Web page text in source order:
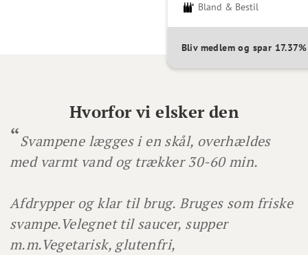
Bland & Bestil
Bliv medlem og spar
Hvorfor vi elsker den
Svampene lægges i en skål, overhældes
med varmt vand og trækker 30-60 min.
Afdrypper og klar til brug. Bruges som friske
svampe.Velegnet til saucer, supper
m.m.Vegetarisk, glutenfri,